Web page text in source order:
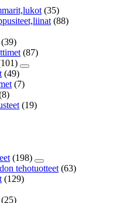
(35)
(88)
(39)
(87)
(49)
(7)
(19)
(198)
tehotuotteet (63)
(129)
(25)